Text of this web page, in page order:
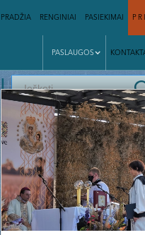
PRADŽIA RENGINIAI PASIEKIMAI
PASLAUGOS
|